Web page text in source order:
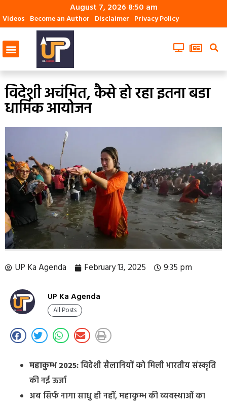
August 7, 2026 8:50 am
Videos Become an Author Disclaimer Privacy Policy
विदेशी अचंभित, कैसे हो रहा इतना बडा
धार्मिक आयोजन
UP Ka Agenda February 13, 2025 9:35 pm
UP Ka Agenda
All Posts
महाकुम्भ 2025:विदेशी सैलानियों को मिली भारतीय संस्कृति
की नई ऊर्जा
अब सिर्फ नागा साधु ही नहीं, महाकुम्भ की व्यवस्थाओं का